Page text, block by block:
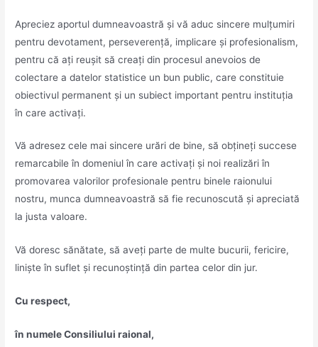
Apreciez aportul dumneavoastră și vă aduc sincere mulțumiri
pentru devotament, perseverență, implicare și profesionalism,
pentru că ați reuşit să creați din procesul anevoios de
colectare a datelor statistice un bun public, care constituie
obiectivul permanent şi un subiect important pentru instituţia
în care activaţi.
Vă adresez cele mai sincere urări de bine, să obţineţi succese
remarcabile în domeniul în care activaţi şi noi realizări în
promovarea valorilor profesionale pentru binele raionului
nostru, munca dumneavoastră să fie recunoscută și apreciată
la justa valoare.
Vă doresc sănătate, să aveţi parte de multe bucurii, fericire,
linişte în suflet şi recunoştinţă din partea celor din jur.
Cu respect,
în numele Consiliului raional,